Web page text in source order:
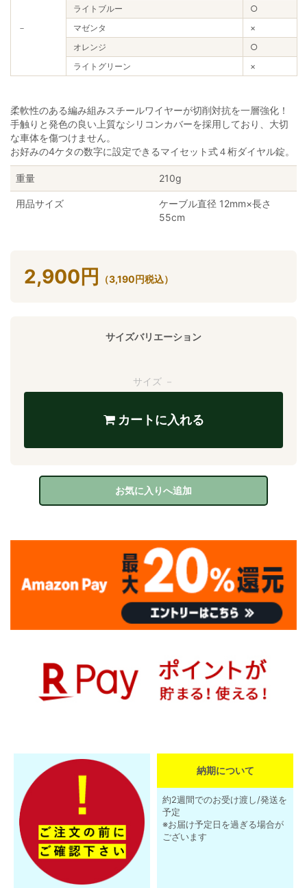
－
ライトブルー
○
マゼンタ
×
オレンジ
○
ライトグリーン
×
柔軟性のある編み組みスチールワイヤーが切削対抗を一層強化！
手触りと発色の良い上質なシリコンカバーを採用しており、大切
な車体を傷つけません。
お好みの4ケタの数字に設定できるマイセット式４桁ダイヤル錠。
重量 210g
用品サイズ
ケーブル直径 12mm×長さ
55cm
2,900 円 （3,190円税込）
サイズバリエーション
サイズ －
カートに入れる
お気に入りへ追加
納期について
約2週間でのお受け渡し/発送を
予定
※お届け予定日を過ぎる場合が
ございます